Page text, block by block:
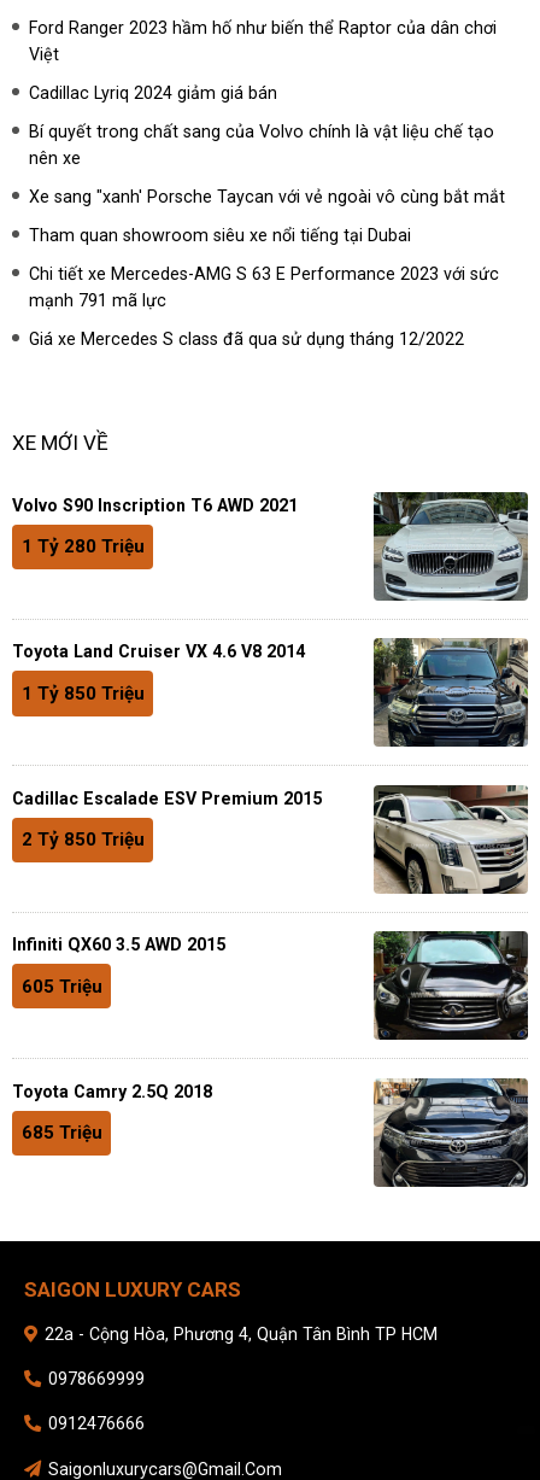
Ford Ranger 2023 hầm hố như biến thể Raptor của dân chơi
Việt
Cadillac Lyriq 2024 giảm giá bán
Bí quyết trong chất sang của Volvo chính là vật liệu chế tạo
nên xe
Xe sang "xanh' Porsche Taycan với vẻ ngoài vô cùng bắt mắt
Tham quan showroom siêu xe nổi tiếng tại Dubai
Chi tiết xe Mercedes-AMG S 63 E Performance 2023 với sức
mạnh 791 mã lực
Giá xe Mercedes S class đã qua sử dụng tháng 12/2022
XE MỚI VỀ
Volvo S90 Inscription T6 AWD 2021
1 Tỷ 280 Triệu
Toyota Land Cruiser VX 4.6 V8 2014
1 Tỷ 850 Triệu
Cadillac Escalade ESV Premium 2015
2 Tỷ 850 Triệu
Infiniti QX60 3.5 AWD 2015
605 Triệu
Toyota Camry 2.5Q 2018
685 Triệu
SAIGON LUXURY CARS
22a - Cộng Hòa, Phương 4, Quận Tân Bình TP HCM
0978669999
0912476666
Saigonluxurycars@gmail.com